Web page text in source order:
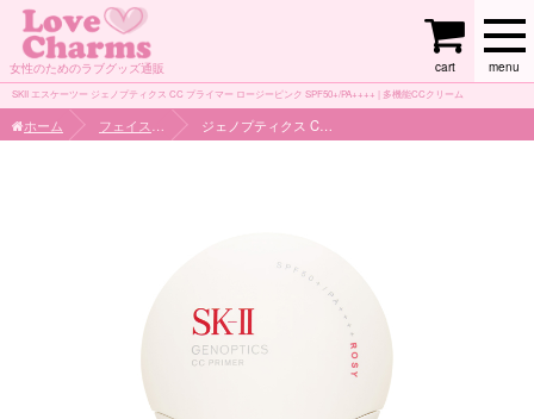
女性のためのラブグッズ通販 menu
cart
SKII エスケーツー ジェノプティクス CC プライマー ロージーピンク SPF50+/PA++++ | 多機能CCクリーム
ホーム